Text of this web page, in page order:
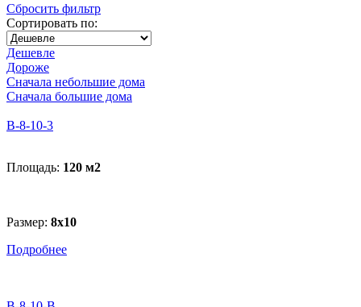
Сбросить фильтр
Сортировать по:
Дешевле
Дороже
Сначала небольшие дома
Сначала большие дома
В-8-10-3
Площадь: 120 м2
Размер: 8х10
Подробнее